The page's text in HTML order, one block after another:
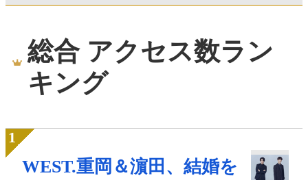
総合 アクセス数ラン
キング
WEST.重岡＆濵田、結婚を